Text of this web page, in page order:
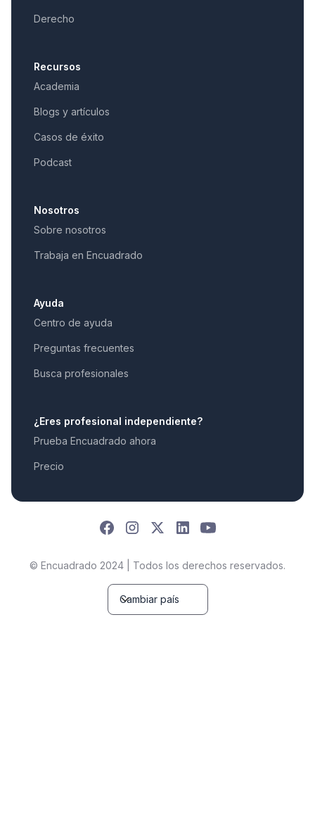
Derecho
Recursos
Academia
Blogs y artículos
Casos de éxito
Podcast
Nosotros
Sobre nosotros
Trabaja en Encuadrado
Ayuda
Centro de ayuda
Preguntas frecuentes
Busca profesionales
¿Eres profesional independiente?
Prueba Encuadrado ahora
Precio
Cambiar país
© Encuadrado 2024 | Todos los derechos reservados.